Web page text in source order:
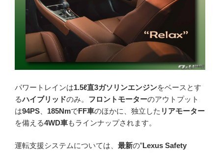
パワートレインは1.5ℓ直3ガソリンエンジンをベースとす
るハイブリッドのみ。 フロントモーターのアウトプット
は94PS 185NmでFF車のほかに、独立した リアモーター
を備える4WD車もラインナップされます。
運転支援システムについては、 最新の”Lexus Safety